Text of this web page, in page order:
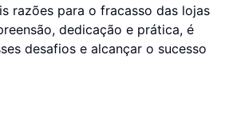
razões para o fracasso das lojas
dedicação e prática, é
desafios e alcançar o sucesso